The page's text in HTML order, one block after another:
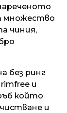
множество
чиния,
без ринг
и
който
и